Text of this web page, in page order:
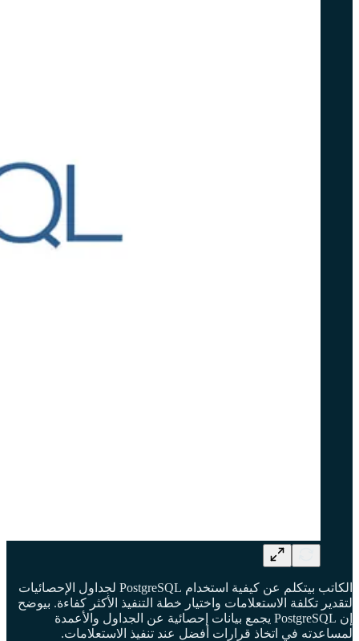
الكاتب بيتكلم عن كيفية استخدام PostgreSQL لجداول الإحصائيات
لتقدير تكلفة الاستعلامات واختيار خطة التنفيذ الأكثر كفاءة. بيوضح
إن PostgreSQL يجمع بيانات إحصائية عن الجداول والأعمدة
لمساعدته في اتخاذ قرارات أفضل عند تنفيذ الاستعلامات.